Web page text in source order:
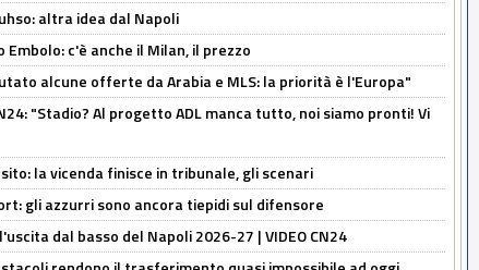
altra idea dal Napoli
c'è anche il Milan, il prezzo
alcune offerte da Arabia e MLS: la priorità è l'Europa"
"Stadio? Al progetto ADL manca tutto, noi siamo pronti! Vi
la vicenda finisce in tribunale, gli scenari
gli azzurri sono ancora tiepidi sul difensore
dal basso del Napoli 2026-27 | VIDEO CN24